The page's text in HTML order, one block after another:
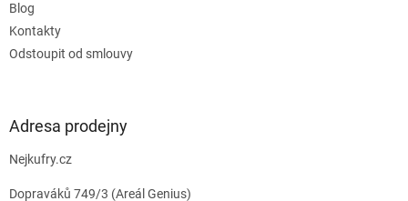
Blog
Kontakty
Odstoupit od smlouvy
Adresa prodejny
Nejkufry.cz
Dopraváků 749/3 (Areál Genius)